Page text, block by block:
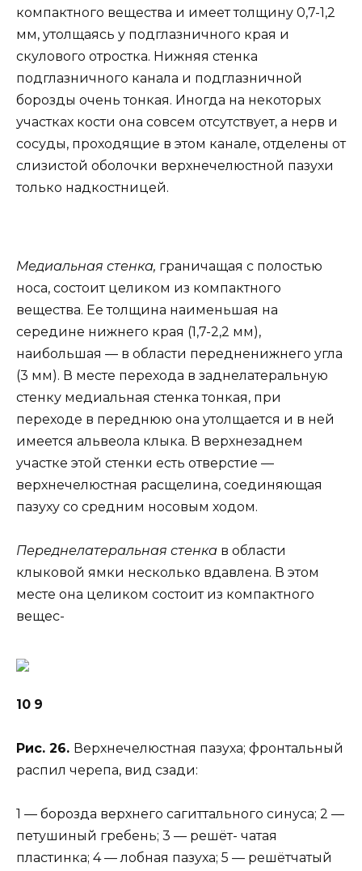
компактного вещества и имеет толщину 0,7-1,2
мм, утолщаясь у подглазничного края и
скулового отростка. Нижняя стенка
подглазничного канала и подглазничной
борозды очень тонкая. Иногда на некоторых
участках кости она совсем отсутствует, а нерв и
сосуды, проходящие в этом канале, отделены от
слизистой оболочки верхнечелюстной пазухи
только надкостницей.
Медиальная стенка, граничащая с полостью
носа, состоит целиком из компактного
вещества. Ее толщина наименьшая на
середине нижнего края (1,7-2,2 мм),
наибольшая — в области передненижнего угла
(3 мм). В месте перехода в заднелатеральную
стенку медиальная стенка тонкая, при
переходе в переднюю она утолщается и в ней
имеется альвеола клыка. В верхнезаднем
участке этой стенки есть отверстие —
верхнечелюстная расщелина, соединяющая
пазуху со средним носовым ходом.
Переднелатеральная стенка в области
клыковой ямки несколько вдавлена. В этом
месте она целиком состоит из компактного
вещес-
10 9
Рис. 26. Верхнечелюстная пазуха; фронтальный
распил черепа, вид сзади:
1 — борозда верхнего сагиттального синуса; 2 —
петушиный гребень; 3 — решёт- чатая
пластинка; 4 — лобная пазуха; 5 — решётчатый